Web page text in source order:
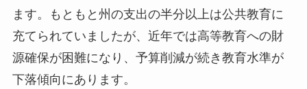
ます。もともと州の支出の半分以上は公共教育に
充てられていましたが、近年では高等教育への財
源確保が困難になり、予算削減が続き教育水準が
下落傾向にあります。